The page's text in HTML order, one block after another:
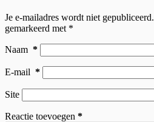
Je e-mailadres wordt niet gepubliceerd.
gemarkeerd met *
Naam *
E-mail *
Site
Reactie toevoegen *